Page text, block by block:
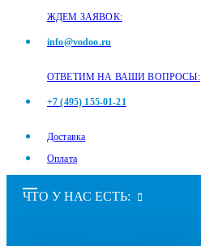
ЖДЕМ ЗАЯВОК:
info@vodoo.ru
ОТВЕТИМ НА ВАШИ ВОПРОСЫ:
+7 (495) 155-01-21
Доставка
Оплата
ЧТО У НАС ЕСТЬ: